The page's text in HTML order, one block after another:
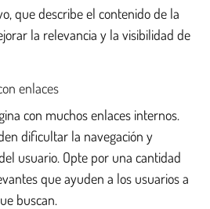
que describe el contenido de la
la relevancia y la visibilidad de
enlaces
con muchos enlaces internos.
dificultar la navegación y
usuario. Opte por una cantidad
que ayuden a los usuarios a
buscan.